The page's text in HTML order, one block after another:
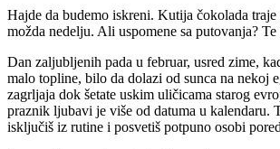
Hajde da budemo iskreni. Kutija čokolada
možda nedelju. Ali uspomene sa putovanja? Te
Dan zaljubljenih pada u februar, usred zime,
malo topline, bilo da dolazi od sunca na nekoj
zagrljaja dok šetate uskim uličicama starog
praznik ljubavi je više od datuma u kalendaru.
isključiš iz rutine i posvetiš potpuno osobi